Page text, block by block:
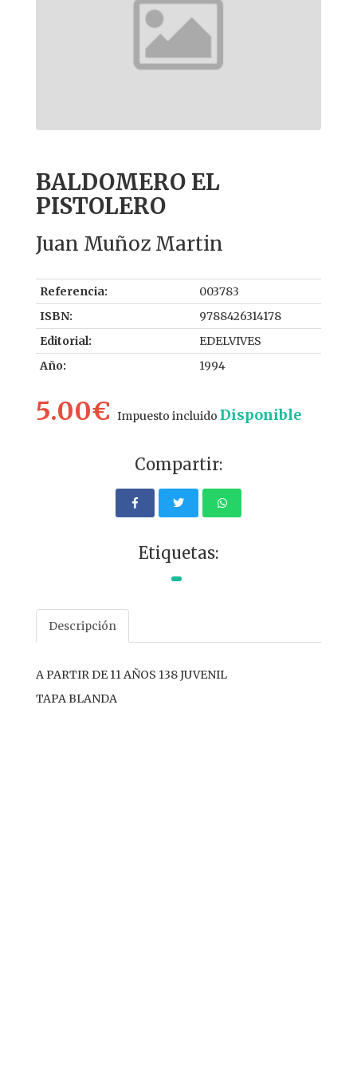
BALDOMERO EL
PISTOLERO
Juan Muñoz Martin
Referencia:
003783
ISBN:
9788426314178
Editorial:
EDELVIVES
Año:
1994
5.00€ Impuesto incluido Disponible
Compartir:
Etiquetas:
Descripción
A PARTIR DE 11 AÑOS 138 JUVENIL
TAPA BLANDA